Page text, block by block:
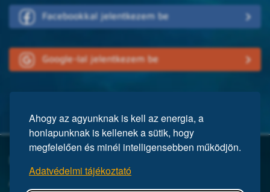
Ahogy az agyunknak is kell az energia, a
honlapunknak is kellenek a sütik, hogy
megfelelően és minél intelligensebben működjön.
Adatvédelmi tájékoztató
Facebookkal jelentkezem be
Google-lal jelentkezem be
A Mensa egy nemzetközi egyesület, közel 150 ezer taggal a világ